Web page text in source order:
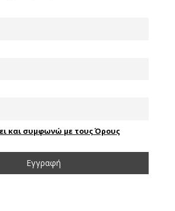
και συμφωνώ με τους Όρους